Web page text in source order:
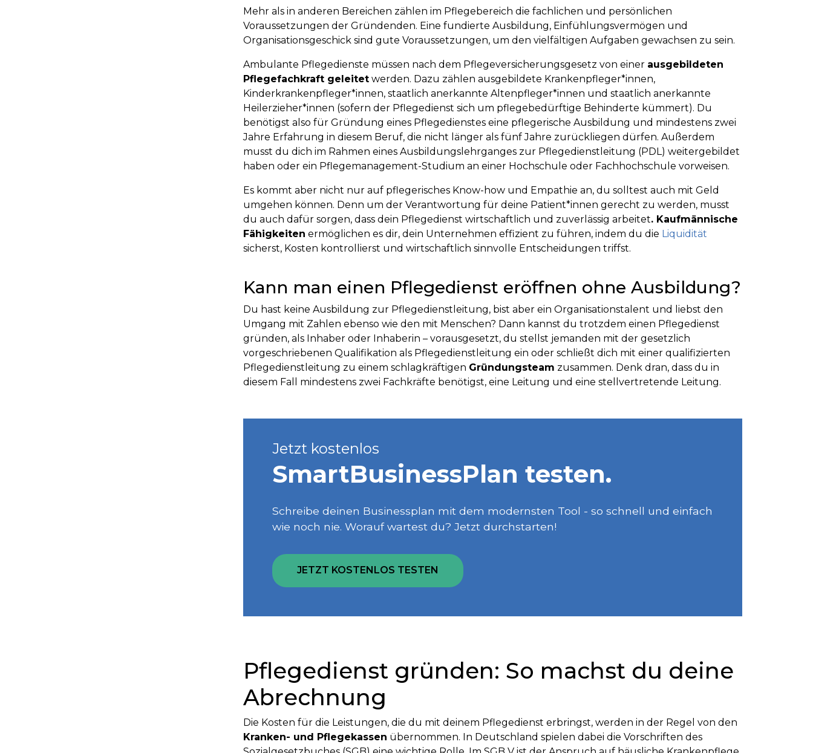
Mehr als in anderen Bereichen zählen im Pflegebereich die fachlichen und persönlichen
Voraussetzungen der Gründenden. Eine fundierte Ausbildung, Einfühlungsvermögen und
Organisationsgeschick sind gute Voraussetzungen, um den vielfältigen Aufgaben gewachsen zu sein.
Ambulante Pflegedienste müssen nach dem Pflegeversicherungsgesetz von einer ausgebildeten
Pflegefachkraft geleitet werden. Dazu zählen ausgebildete Krankenpfleger*innen,
Kinderkrankenpfleger*innen, staatlich anerkannte Altenpfleger*innen und staatlich anerkannte
Heilerzieher*innen (sofern der Pflegedienst sich um pflegebedürftige Behinderte kümmert). Du
benötigst also für Gründung eines Pflegedienstes eine pflegerische Ausbildung und mindestens zwei
Jahre Erfahrung in diesem Beruf, die nicht länger als fünf Jahre zurückliegen dürfen. Außerdem
musst du dich im Rahmen eines Ausbildungslehrganges zur Pflegedienstleitung (PDL) weitergebildet
haben oder ein Pflegemanagement-Studium an einer Hochschule oder Fachhochschule vorweisen.
Es kommt aber nicht nur auf pflegerisches Know-how und Empathie an, du solltest auch mit Geld
umgehen können. Denn um der Verantwortung für deine Patient*innen gerecht zu werden, musst
du auch dafür sorgen, dass dein Pflegedienst wirtschaftlich und zuverlässig arbeitet. Kaufmännische
Fähigkeiten ermöglichen es dir, dein Unternehmen effizient zu führen, indem du die Liquidität
sicherst, Kosten kontrollierst und wirtschaftlich sinnvolle Entscheidungen triffst.
Kann man einen Pflegedienst eröffnen ohne Ausbildung?
Du hast keine Ausbildung zur Pflegedienstleitung, bist aber ein Organisationstalent und liebst den
Umgang mit Zahlen ebenso wie den mit Menschen? Dann kannst du trotzdem einen Pflegedienst
gründen, als Inhaber oder Inhaberin – vorausgesetzt, du stellst jemanden mit der gesetzlich
vorgeschriebenen Qualifikation als Pflegedienstleitung ein oder schließt dich mit einer qualifizierten
Pflegedienstleitung zu einem schlagkräftigen Gründungsteam zusammen. Denk dran, dass du in
diesem Fall mindestens zwei Fachkräfte benötigst, eine Leitung und eine stellvertretende Leitung.
Jetzt kostenlos
SmartBusiness­Plan testen.
Schreibe deinen Businessplan mit dem modernsten Tool - so schnell und einfach
wie noch nie. Worauf wartest du? Jetzt durchstarten!
JETZT KOSTENLOS TESTEN
Pflegedienst gründen: So machst du deine
Abrechnung
Die Kosten für die Leistungen, die du mit deinem Pflegedienst erbringst, werden in der Regel von den
Kranken- und Pflegekassen übernommen. In Deutschland spielen dabei die Vorschriften des